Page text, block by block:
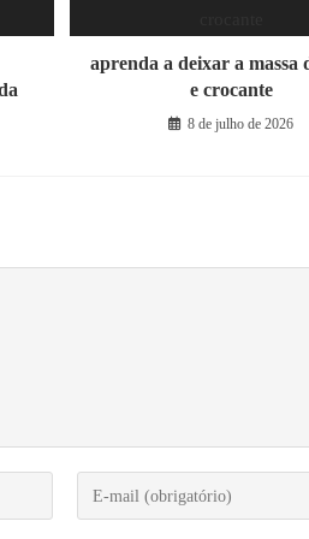
aprenda a deixar a massa
e crocante
8 de julho de 2026
Digite
seu